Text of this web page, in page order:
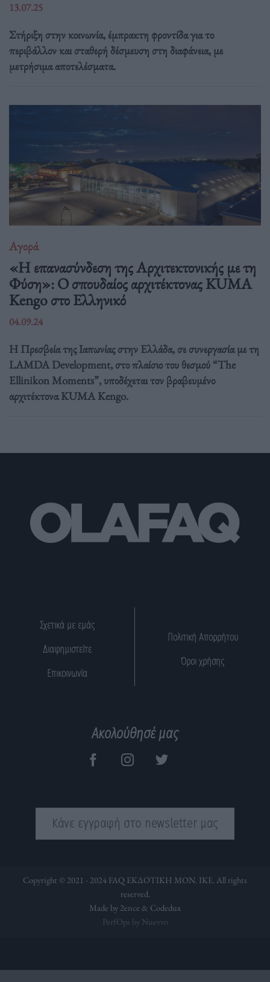
13.07.25
Στήριξη στην κοινωνία, έμπρακτη φροντίδα για το
περιβάλλον και σταθερή δέσμευση στη διαφάνεια, με
μετρήσιμα αποτελέσματα.
Αγορά
«Η επανασύνδεση της Αρχιτεκτονικής με τη
Φύση»: Ο σπουδαίος αρχιτέκτονας KUMA
Kengo στο Ελληνικό
04.09.24
Η Πρεσβεία της Ιαπωνίας στην Ελλάδα, σε συνεργασία με τη
LAMDA Development, στο πλαίσιο του θεσμού “The
Ellinikon Moments”, υποδέχεται τον βραβευμένο
αρχιτέκτονα KUMA Kengo.
Σχετικά με εμάς
Διαφημιστείτε
Επικοινωνία
Πολιτική Απορρήτου
Όροι χρήσης
Ακολούθησέ μας
Κάνε εγγραφή στο newsletter μας
Copyright © 2021 - 2024 FAQ ΕΚΔΟΤΙΚΗ ΜΟΝ. ΙΚΕ. All rights
reserved.
Made by 2ence & Codedux
PerfOps by Nuevvo